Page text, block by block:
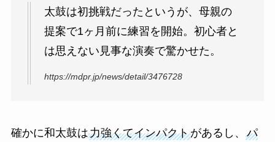
太鼓は初挑戦だったというが、母親の
提案で1ヶ月前に練習を開始。初心者と
は思えない見事な演奏で驚かせた。
https://mdpr.jp/news/detail/3476728
確かに和太鼓は力強くてインパクトがあるし、 パ